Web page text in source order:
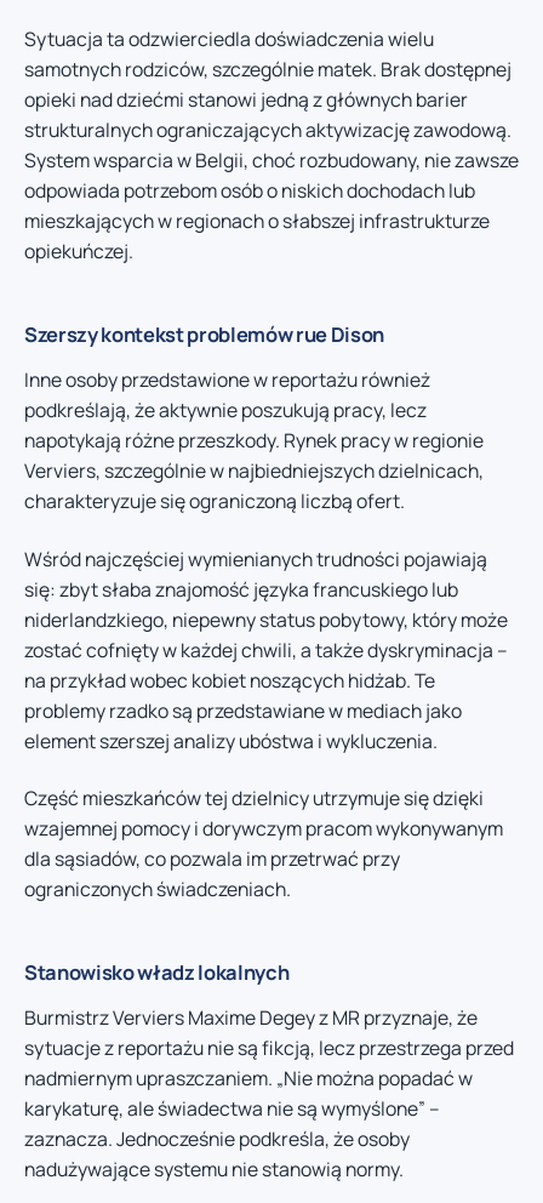
Sytuacja ta odzwierciedla doświadczenia wielu
samotnych rodziców, szczególnie matek. Brak dostępnej
opieki nad dziećmi stanowi jedną z głównych barier
strukturalnych ograniczających aktywizację zawodową.
System wsparcia w Belgii, choć rozbudowany, nie zawsze
odpowiada potrzebom osób o niskich dochodach lub
mieszkających w regionach o słabszej infrastrukturze
opiekuńczej.
Szerszy kontekst problemów rue Dison
Inne osoby przedstawione w reportażu również
podkreślają, że aktywnie poszukują pracy, lecz
napotykają różne przeszkody. Rynek pracy w regionie
Verviers, szczególnie w najbiedniejszych dzielnicach,
charakteryzuje się ograniczoną liczbą ofert.
Wśród najczęściej wymienianych trudności pojawiają
się: zbyt słaba znajomość języka francuskiego lub
niderlandzkiego, niepewny status pobytowy, który może
zostać cofnięty w każdej chwili, a także dyskryminacja –
na przykład wobec kobiet noszących hidżab. Te
problemy rzadko są przedstawiane w mediach jako
element szerszej analizy ubóstwa i wykluczenia.
Część mieszkańców tej dzielnicy utrzymuje się dzięki
wzajemnej pomocy i dorywczym pracom wykonywanym
dla sąsiadów, co pozwala im przetrwać przy
ograniczonych świadczeniach.
Stanowisko władz lokalnych
Burmistrz Verviers Maxime Degey z MR przyznaje, że
sytuacje z reportażu nie są fikcją, lecz przestrzega przed
nadmiernym upraszczaniem. „Nie można popadać w
karykaturę, ale świadectwa nie są wymyślone” –
zaznacza. Jednocześnie podkreśla, że osoby
nadużywające systemu nie stanowią normy.